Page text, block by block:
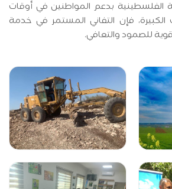
الفلسطينية بدعم المواطنين في أوقات
الكبيرة، فإن التفاني المستمر في خدمة
للصمود والتعافي.